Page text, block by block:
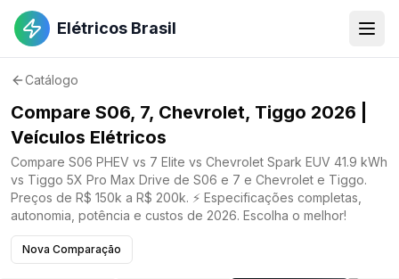
Elétricos Brasil
Catálogo
Compare S06, 7, Chevrolet, Tiggo 2026 |
Veículos Elétricos
Compare S06 PHEV vs 7 Elite vs Chevrolet Spark EUV 41.9 kWh
vs Tiggo 5X Pro Max Drive de S06 e 7 e Chevrolet e Tiggo.
Preços de R$ 150k a R$ 200k. ⚡ Especificações completas,
autonomia, potência e custos de 2026. Escolha o melhor!
Nova Comparação